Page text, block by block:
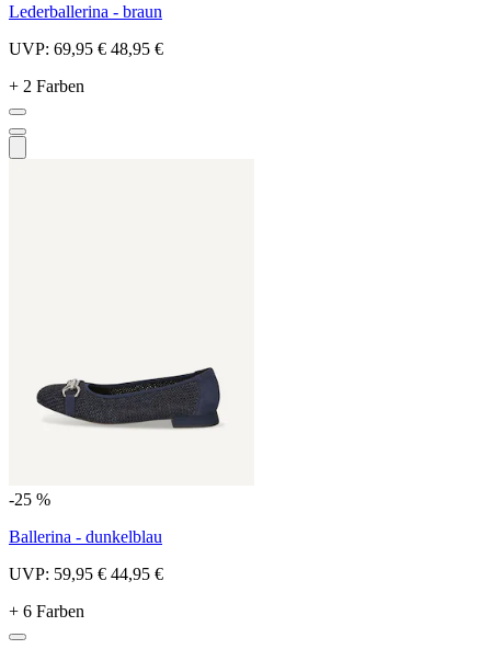
Lederballerina - braun
UVP: 69,95 € 48,95 €
+ 2 Farben
-25 %
Ballerina - dunkelblau
UVP: 59,95 € 44,95 €
+ 6 Farben